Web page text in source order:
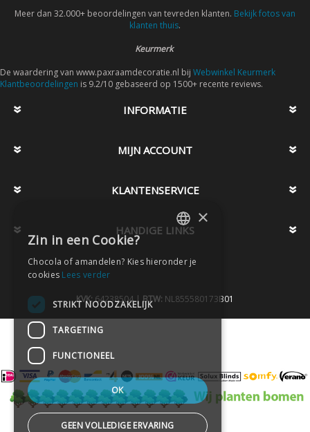
Meer dan 32.000+ beoordelingen van tevreden klanten. Bekijk fotos van
klanten thuis.
Keurmerk
De waardering van www.paxraamdecoratie.nl bij Webwinkel Keurmerk
Klantbeoordelingen is 9.2/10 gebaseerd op 1500+ recente reviews.
INFORMATIE
MIJN ACCOUNT
KLANTENSERVICE
HANDIGE LINKS
KVK:64238504 | BTW: NL855580173B01
DUTCH
×
Zin in een Cookie?
Chocola of amandelen? Kies hieronder je
cookies Lees verder
STRIKT NOODZAKELIJK
TARGETING
FUNCTIONEEL
OK
GEEN VOLLEDIGE ERVARING